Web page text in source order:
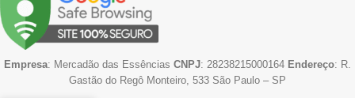
Empresa: Mercadão das Essências CNPJ: 28238215000164 Endereço: R.
Gastão do Regô Monteiro, 533 São Paulo – SP